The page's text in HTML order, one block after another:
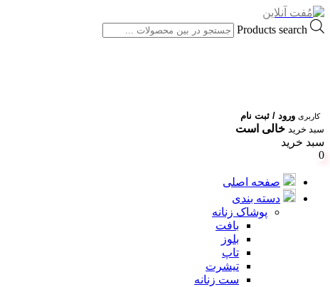
Products search
کاربری ورود / ثبت نام
سبد خرید خالی است
سبد خرید
0
صفحه اصلی
دسته بندی
پوشاک زنانه
بافت
بلوز
تاپ
تیشرت
ست زنانه